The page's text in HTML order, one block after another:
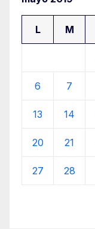
L M
6 7
13 14
20 21
27 28